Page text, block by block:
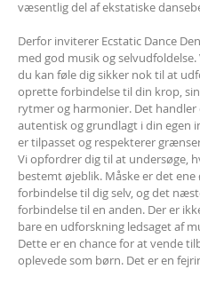
væsentlig del af ekstatiske
Derfor inviterer Ecstatic Dance
med god musik og
du kan føle dig sikker nok til at
oprette forbindelse til din krop,
rytmer og harmonier. Det
autentisk og grundlagt i din egen
er tilpasset og respekterer
Vi opfordrer dig til at undersøge,
bestemt øjeblik. Måske er det
forbindelse til dig selv, og det
forbindelse til en anden. Der er
bare en udforskning ledsaget af
Dette er en chance for at vende
oplevede som børn. Det er en